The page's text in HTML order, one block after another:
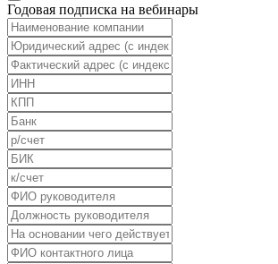
Годовая подписка на вебинары